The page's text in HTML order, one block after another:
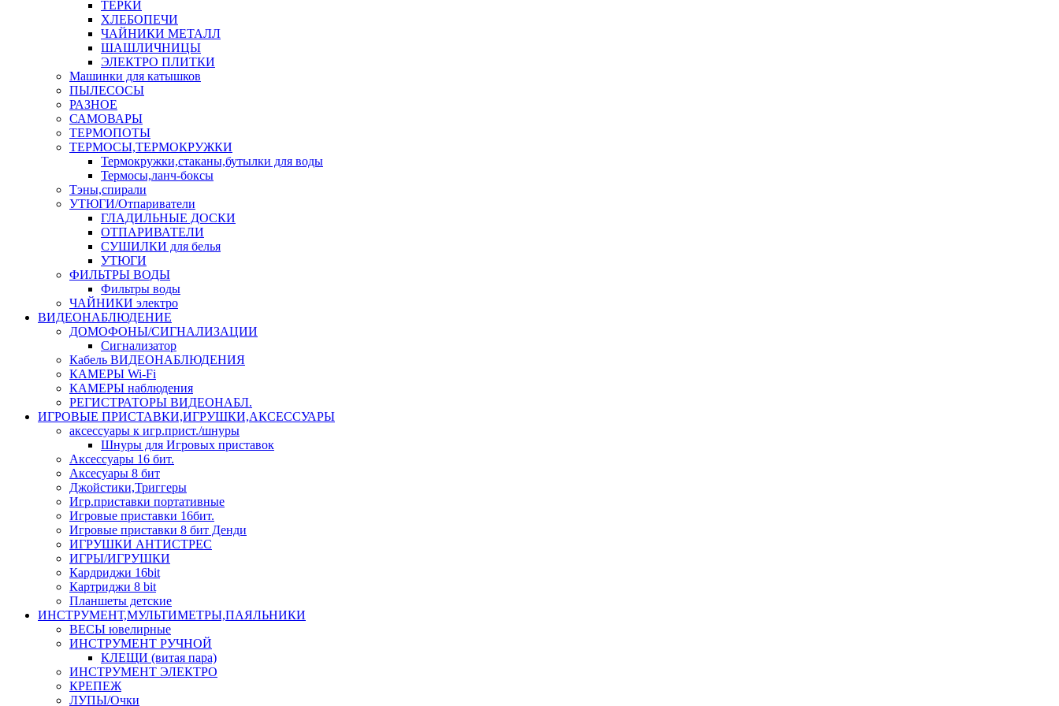
ТЕРКИ
ХЛЕБОПЕЧИ
ЧАЙНИКИ МЕТАЛЛ
ШАШЛИЧНИЦЫ
ЭЛЕКТРО ПЛИТКИ
Машинки для катышков
ПЫЛЕСОСЫ
РАЗНОЕ
САМОВАРЫ
ТЕРМОПОТЫ
ТЕРМОСЫ,ТЕРМОКРУЖКИ
Термокружки,стаканы,бутылки для воды
Термосы,ланч-боксы
Тэны,спирали
УТЮГИ/Отпариватели
ГЛАДИЛЬНЫЕ ДОСКИ
ОТПАРИВАТЕЛИ
СУШИЛКИ для белья
УТЮГИ
ФИЛЬТРЫ ВОДЫ
Фильтры воды
ЧАЙНИКИ электро
ВИДЕОНАБЛЮДЕНИЕ
ДОМОФОНЫ/СИГНАЛИЗАЦИИ
Сигнализатор
Кабель ВИДЕОНАБЛЮДЕНИЯ
КАМЕРЫ Wi-Fi
КАМЕРЫ наблюдения
РЕГИСТРАТОРЫ ВИДЕОНАБЛ.
ИГРОВЫЕ ПРИСТАВКИ,ИГРУШКИ,АКСЕССУАРЫ
аксесcуары к игр.прист./шнуры
Шнуры для Игровых приставок
Аксессуары 16 бит.
Аксесуары 8 бит
Джойстики,Триггеры
Игр.приставки портативные
Игровые приставки 16бит.
Игровые приставки 8 бит Денди
ИГРУШКИ АНТИСТРЕС
ИГРЫ/ИГРУШКИ
Кардриджи 16bit
Картриджи 8 bit
Планшеты детские
ИНСТРУМЕНТ,МУЛЬТИМЕТРЫ,ПАЯЛЬНИКИ
ВЕСЫ ювелирные
ИНСТРУМЕНТ РУЧНОЙ
КЛЕЩИ (витая пара)
ИНСТРУМЕНТ ЭЛЕКТРО
КРЕПЕЖ
ЛУПЫ/Очки